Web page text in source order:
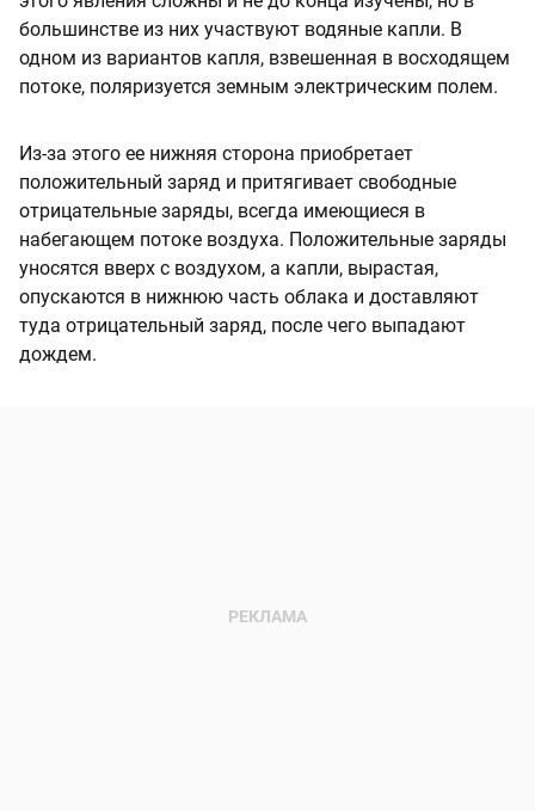
большинстве из них участвуют водяные капли. В
одном из вариантов капля, взвешенная в восходящем
потоке, поляризуется земным электрическим полем.
Из-за этого ее нижняя сторона приобретает
положительный заряд и притягивает свободные
отрицательные заряды, всегда имеющиеся в
набегающем потоке воздуха. Положительные заряды
уносятся вверх с воздухом, а капли, вырастая,
опускаются в нижнюю часть облака и доставляют
туда отрицательный заряд, после чего выпадают
дождем.